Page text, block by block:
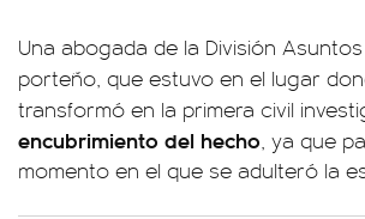
Una abogada de la División
porteño, que estuvo en el lugar
transformó en la primera civil
encubrimiento del hecho, ya que
momento en el que se adulteró la